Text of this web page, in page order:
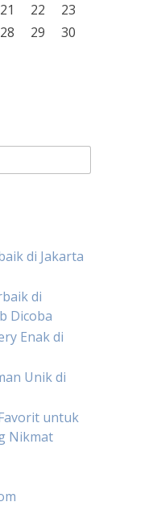
21 22
23
28 29
30
di Jakarta
di
Dicoba
Enak di
Unik di
untuk
Nikmat